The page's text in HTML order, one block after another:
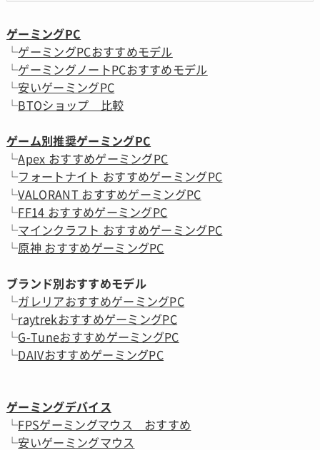
リ
ー
一
覧
ゲーミングPC
└ゲーミングPCおすすめモデル
└ゲーミングノートPCおすすめモデル
└安いゲーミングPC
└BTOショップ 比較
ゲーム別推奨ゲーミングPC
└Apex おすすめゲーミングPC
└フォートナイト おすすめゲーミングPC
└VALORANT おすすめゲーミングPC
└FF14 おすすめゲーミングPC
└マインクラフト おすすめゲーミングPC
└原神 おすすめゲーミングPC
ブランド別おすすめモデル
└ガレリアおすすめゲーミングPC
└raytrekおすすめゲーミングPC
└G-TuneおすすめゲーミングPC
└DAIVおすすめゲーミングPC
ゲーミングデバイス
└FPSゲーミングマウス おすすめ
└安いゲーミングマウス